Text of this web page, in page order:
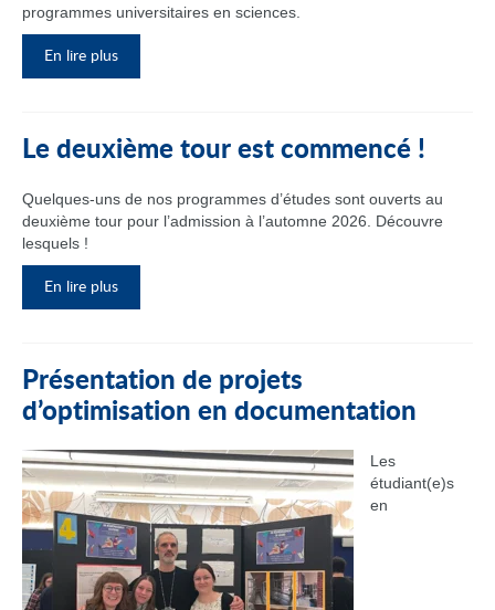
programmes universitaires en sciences.
En lire plus
Le deuxième tour est commencé !
Quelques-uns de nos programmes d’études sont ouverts au
deuxième tour pour l’admission à l’automne 2026. Découvre
lesquels !
En lire plus
Présentation de projets
d’optimisation en documentation
Les
étudiant(e)s
en